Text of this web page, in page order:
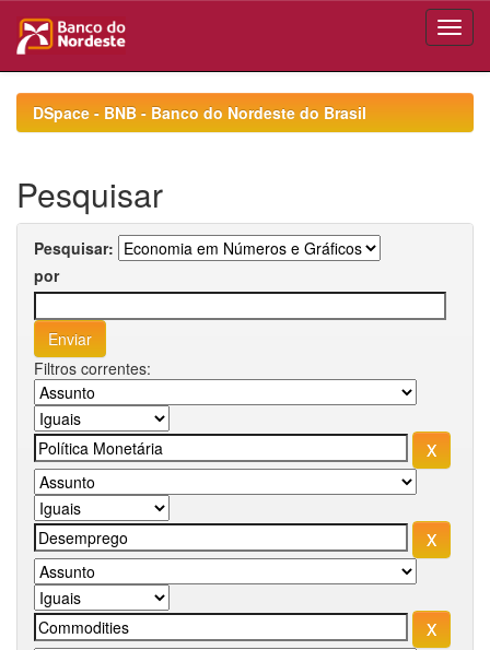
navigationDSpace - BNB - Banco do Nordeste do Brasil
Pesquisar
Pesquisar:
por
Filtros correntes: